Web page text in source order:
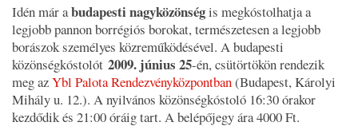
Idén már abudapesti nagyközönségis megkóstolhatja a
legjobb pannon borrégiós borokat, természetesen a legjobb
borászok személyes közreműködésével. A budapesti
közönségkóstolót 2009. június 25-én, csütörtökön rendezik
meg azYbl Palota Rendezvényközpontban(Budapest, Károlyi
Mihály u. 12.). A nyilvános közönségkóstoló 16:30 órakor
kezdődik és 21:00 óráig tart. A belépőjegy ára 4000 Ft.